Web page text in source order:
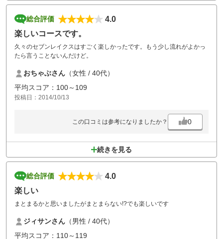
総合評価
4.0
楽しいコースです。
久々のセブンレイクスはすごく楽しかったです。もう少し流れがよかっ
たら言うことないんだけど。
おちゃぶさん （女性 / 40代）
平均スコア：100～109
投稿日：2014/10/13
この口コミは参考になりましたか？ 0
続きを見る
総合評価
4.0
楽しい
まとまるかと思いましたがまとまらない!?でも楽しいです
ジィサンさん （男性 / 40代）
平均スコア：110～119